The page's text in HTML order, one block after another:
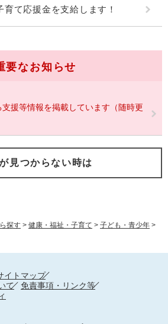
探す > 健康・福祉・子育て > 子ども・青少年 >
て応援金を支給します！
要なお知らせ
援等情報を掲載しています（随時更
見つからない時は
イトマップ
て
免責事項・リンク等